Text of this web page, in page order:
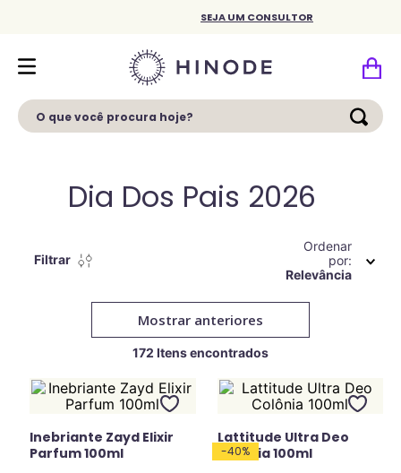
SEJA UM CONSULTOR
O que você procura hoje?
Dia Dos Pais 2026
Filtrar
Ordenar
por
Relevância
Mostrar anteriores
172
Inebriante Zayd Elixir
Parfum 100ml
-40%
Lattitude Ultra Deo
Colônia 100ml